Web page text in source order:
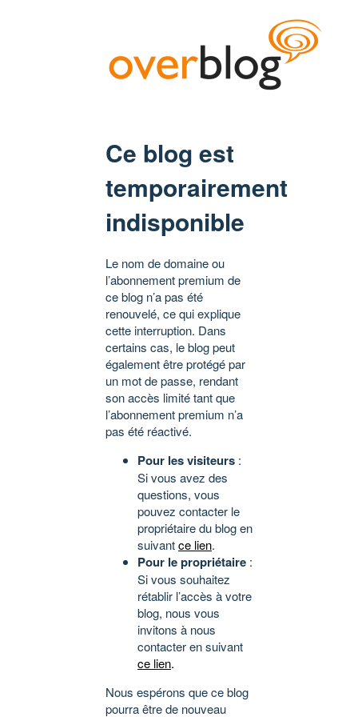
Ce blog est
temporairement
indisponible
Le nom de domaine ou
l’abonnement premium de
ce blog n’a pas été
renouvelé, ce qui explique
cette interruption. Dans
certains cas, le blog peut
également être protégé par
un mot de passe, rendant
son accès limité tant que
l’abonnement premium n’a
pas été réactivé.
Pour les visiteurs :
Si vous avez des
questions, vous
pouvez contacter le
propriétaire du blog en
suivantce lien.
Pour le propriétaire :
Si vous souhaitez
rétablir l’accès à votre
blog, nous vous
invitons à nous
contacter en suivant
ce lien.
Nous espérons que ce blog
pourra être de nouveau